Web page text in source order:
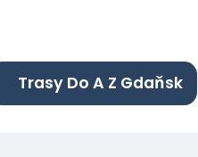
Trasy Do A Z Gdaňsk